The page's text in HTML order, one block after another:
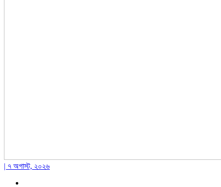
| ৭ অগাস্ট, ২০২৬